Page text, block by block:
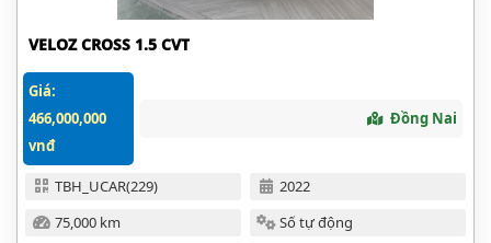
VELOZ CROSS 1.5 CVT
Giá:
466,000,000
vnđ
Đồng Nai
TBH_UCAR(229)
2022
75,000 km
Số tự động